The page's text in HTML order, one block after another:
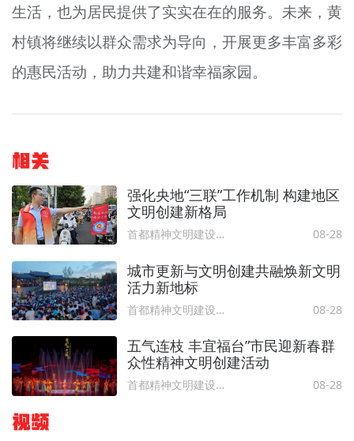
生活，也为居民提供了实实在在的服务。未来，黄
村镇将继续以群众需求为导向，开展更多丰富多彩
的惠民活动，助力共建和谐幸福家园。
相关
强化央地“三联”工作机制 构建地区
文明创建新格局
首都精神文明建设委员会办公室 08-28
城市更新与文明创建共融焕新文明
活力新地标
首都精神文明建设委员会办公室 08-28
五气连枝 丰宜福台”市民迎新春群
众性精神文明创建活动
首都精神文明建设委员会办公室 08-28
视频